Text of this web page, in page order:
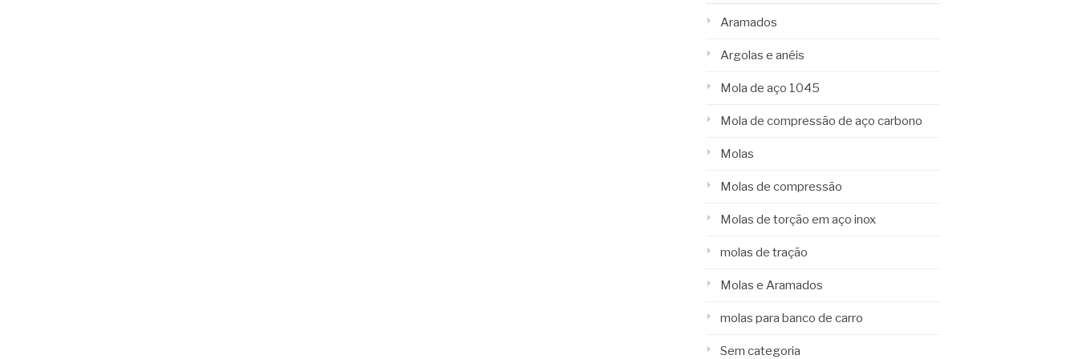
Aramados
Argolas e anéis
Mola de aço 1045
Mola de compressão de aço carbono
Molas
Molas de compressão
Molas de torção em aço inox
molas de tração
Molas e Aramados
molas para banco de carro
Sem categoria